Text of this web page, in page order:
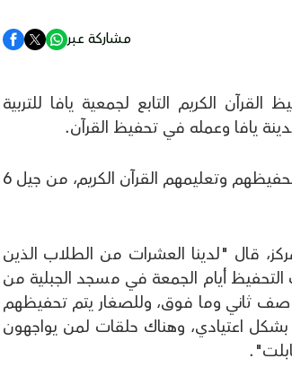
مشاركة عبر
لتحفيظ القرآن الكريم التابع لجمعية يافا للتربية
ويجدد المركز دعوته إلى أهالي مدينة يافا بتسجيل أبنائهم فيه لتحفيظهم وتعليمهم القرآن الكريم، من جيل 6
مدير المركز، قال "لدينا العشرات من الطلاب الذين
أيام الجمعة في مسجد الجبلية من
من صف ثاني وما فوق، وللصغار يتم تحفيظهم
اعتيادي، وهناك حلقات لمن يواجهون